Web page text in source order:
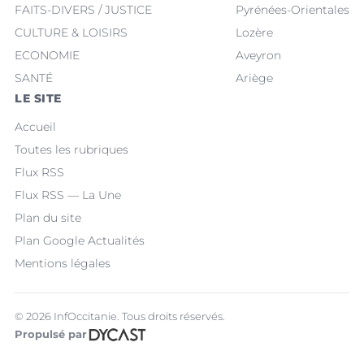
FAITS-DIVERS / JUSTICE
CULTURE & LOISIRS
ECONOMIE
SANTÉ
Pyrénées-Orientales
Lozère
Aveyron
Ariège
LE SITE
Accueil
Toutes les rubriques
Flux RSS
Flux RSS — La Une
Plan du site
Plan Google Actualités
Mentions légales
© 2026 InfOccitanie. Tous droits réservés.
Propulsé par